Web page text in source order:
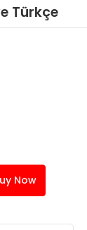
Türkçe
Now